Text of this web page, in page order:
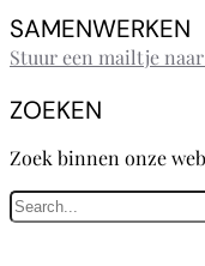
SAMENWERKEN
Stuur een mailtje
ZOEKEN
Zoek binnen onze